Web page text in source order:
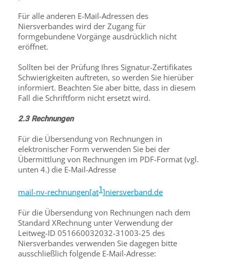
Für alle anderen E-Mail-Adressen des
Niersverbandes wird der Zugang für
formgebundene Vorgänge ausdrücklich nicht
eröffnet.
Sollten bei der Prüfung Ihres Signatur-Zertifikates
Schwierigkeiten auftreten, so werden Sie hierüber
informiert. Beachten Sie aber bitte, dass in diesem
Fall die Schriftform nicht ersetzt wird.
2.3 Rechnungen
Für die Übersendung von Rechnungen in
elektronischer Form verwenden Sie bei der
Übermittlung von Rechnungen im PDF-Format (vgl.
unten 4.) die E-Mail-Adresse
mail-nv-rechnungen[at1]niersverband.de
Für die Übersendung von Rechnungen nach dem
Standard XRechnung unter Verwendung der
Leitweg-ID 051660032032-31003-25 des
Niersverbandes verwenden Sie dagegen bitte
ausschließlich folgende E-Mail-Adresse: